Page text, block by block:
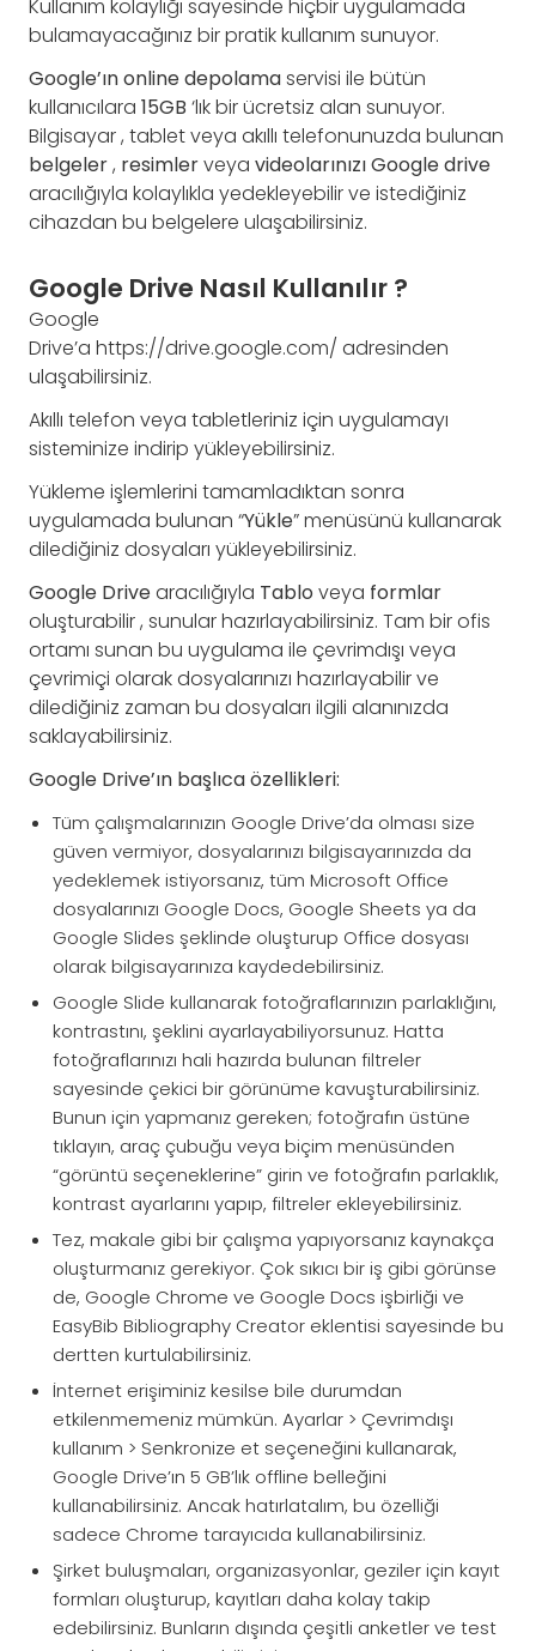
Kullanım kolaylığı sayesinde hiçbir uygulamada
bulamayacağınız bir pratik kullanım sunuyor.
Google’ınonlinedepolamaservisi ile bütün
kullanıcılara 15GB ‘lık bir ücretsiz alan sunuyor.
Bilgisayar , tablet veya akıllı telefonunuzda bulunan
belgeler, resimlerveya videolarınızıGoogledrive
aracılığıyla kolaylıkla yedekleyebilir ve istediğiniz
cihazdan bu belgelere ulaşabilirsiniz.
Google Drive Nasıl Kullanılır ?
Google
Drive’a https://drive.google.com/ adresinden
ulaşabilirsiniz.
Akıllı telefon veya tabletleriniz için uygulamayı
sisteminize indirip yükleyebilirsiniz.
Yükleme işlemlerini tamamladıktan sonra
uygulamada bulunan “Yükle” menüsünü kullanarak
dilediğiniz dosyaları yükleyebilirsiniz.
Google Drivearacılığıyla Tablo veya formlar
oluşturabilir , sunular hazırlayabilirsiniz. Tam bir ofis
ortamı sunan bu uygulama ile çevrimdışı veya
çevrimiçi olarak dosyalarınızı hazırlayabilir ve
dilediğiniz zaman bu dosyaları ilgili alanınızda
saklayabilirsiniz.
Google Drive’ın başlıca özellikleri:
Tüm çalışmalarınızın Google Drive’da olması size
güven vermiyor, dosyalarınızı bilgisayarınızda da
yedeklemek istiyorsanız, tüm Microsoft Office
dosyalarınızı Google Docs, Google Sheets ya da
Google Slides şeklinde oluşturup Office dosyası
olarak bilgisayarınıza kaydedebilirsiniz.
Google Slide kullanarak fotoğraflarınızın parlaklığını,
kontrastını, şeklini ayarlayabiliyorsunuz. Hatta
fotoğraflarınızı hali hazırda bulunan filtreler
sayesinde çekici bir görünüme kavuşturabilirsiniz.
Bunun için yapmanız gereken; fotoğrafın üstüne
tıklayın, araç çubuğu veya biçim menüsünden
“görüntü seçeneklerine” girin ve fotoğrafın parlaklık,
kontrast ayarlarını yapıp, filtreler ekleyebilirsiniz.
Tez, makale gibi bir çalışma yapıyorsanız kaynakça
oluşturmanız gerekiyor. Çok sıkıcı bir iş gibi görünse
de, Google Chrome ve Google Docs işbirliği ve
EasyBib Bibliography Creator eklentisi sayesinde bu
dertten kurtulabilirsiniz.
İnternet erişiminiz kesilse bile durumdan
etkilenmemeniz mümkün. Ayarlar > Çevrimdışı
kullanım > Senkronize et seçeneğini kullanarak,
Google Drive’ın 5 GB’lık offline belleğini
kullanabilirsiniz. Ancak hatırlatalım, bu özelliği
sadece Chrome tarayıcıda kullanabilirsiniz.
Şirket buluşmaları, organizasyonlar, geziler için kayıt
formları oluşturup, kayıtları daha kolay takip
edebilirsiniz. Bunların dışında çeşitli anketler ve test